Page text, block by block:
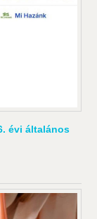
évi általános